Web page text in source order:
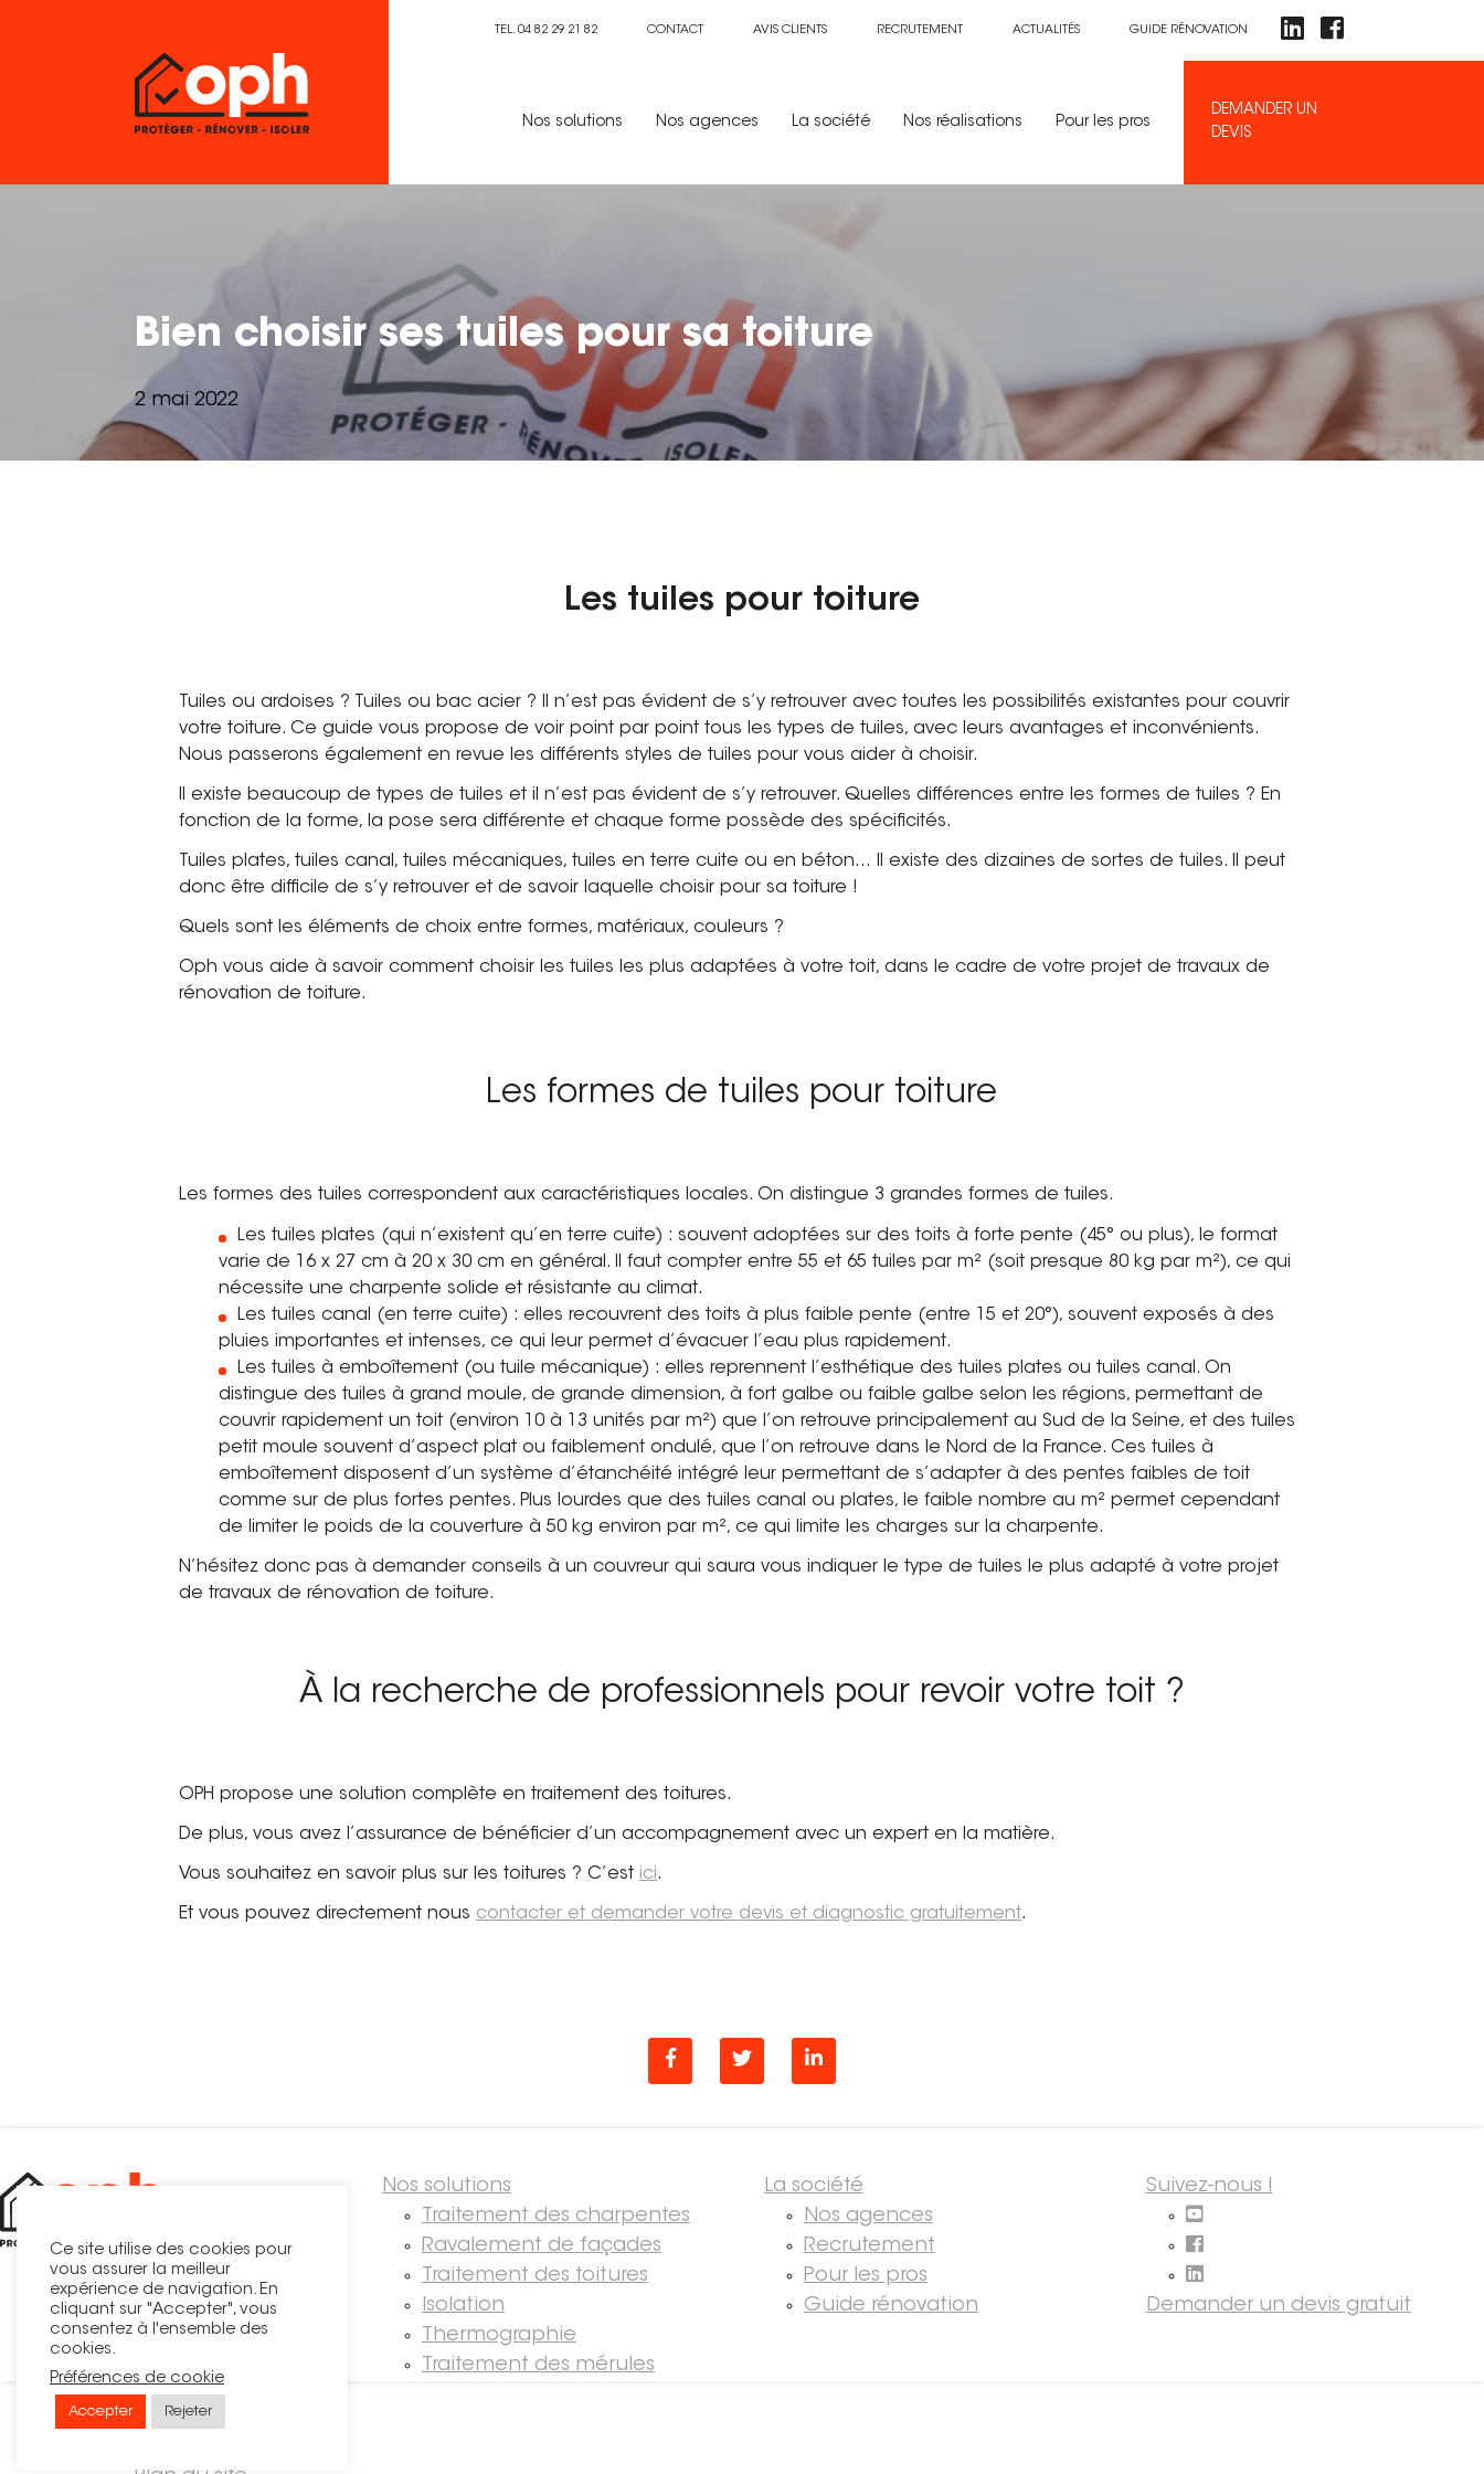
TEL. 04 82 29 21 82 CONTACT AVIS CLIENTS RECRUTEMENT ACTUALITÉS GUIDE RÉNOVATION
Nos solutions Nos agences La société Nos réalisations Pour les pros
DEMANDER UN
DEVIS
​​Bien choisir ses tuiles pour sa toiture
2 mai 2022
Les tuiles pour toiture
Tuiles ou ardoises ? Tuiles ou bac acier ? Il n’est pas évident de s’y retrouver avec toutes les possibilités existantes pour couvrir
votre toiture. Ce guide vous propose de voir point par point tous les types de tuiles, avec leurs avantages et inconvénients.
Nous passerons également en revue les différents styles de tuiles pour vous aider à choisir.
Il existe beaucoup de types de tuiles et il n’est pas évident de s’y retrouver. Quelles différences entre les formes de tuiles ? En
fonction de la forme, la pose sera différente et chaque forme possède des spécificités.
Tuiles plates, tuiles canal, tuiles mécaniques, tuiles en terre cuite ou en béton… Il existe des dizaines de sortes de tuiles. Il peut
donc être difficile de s’y retrouver et de savoir laquelle choisir pour sa toiture !
Quels sont les éléments de choix entre formes, matériaux, couleurs ?
Oph vous aide à savoir comment choisir les tuiles les plus adaptées à votre toit, dans le cadre de votre projet de travaux de
rénovation de toiture.
Les formes de tuiles pour toiture
Les formes des tuiles correspondent aux caractéristiques locales. On distingue 3 grandes formes de tuiles.
Les tuiles plates (qui n’existent qu’en terre cuite) : souvent adoptées sur des toits à forte pente (45° ou plus), le format
varie de 16 x 27 cm à 20 x 30 cm en général. Il faut compter entre 55 et 65 tuiles par m² (soit presque 80 kg par m²), ce qui
nécessite une charpente solide et résistante au climat.
Les tuiles canal (en terre cuite) : elles recouvrent des toits à plus faible pente (entre 15 et 20°), souvent exposés à des
pluies importantes et intenses, ce qui leur permet d’évacuer l’eau plus rapidement.
Les tuiles à emboîtement (ou tuile mécanique) : elles reprennent l’esthétique des tuiles plates ou tuiles canal. On
distingue des tuiles à grand moule, de grande dimension, à fort galbe ou faible galbe selon les régions, permettant de
couvrir rapidement un toit (environ 10 à 13 unités par m²) que l’on retrouve principalement au Sud de la Seine, et des tuiles
petit moule souvent d’aspect plat ou faiblement ondulé, que l’on retrouve dans le Nord de la France. Ces tuiles à
emboîtement disposent d’un système d’étanchéité intégré leur permettant de s’adapter à des pentes faibles de toit
comme sur de plus fortes pentes. Plus lourdes que des tuiles canal ou plates, le faible nombre au m² permet cependant
de limiter le poids de la couverture à 50 kg environ par m², ce qui limite les charges sur la charpente.
N’hésitez donc pas à demander conseils à un couvreur qui saura vous indiquer le type de tuiles le plus adapté à votre projet
de travaux de rénovation de toiture.
À la recherche de professionnels pour revoir votre toit ?
OPH propose une solution complète en traitement des toitures.
De plus, vous avez l’assurance de bénéficier d’un accompagnement avec un expert en la matière.
Vous souhaitez en savoir plus sur les toitures ? C’est ici.
Et vous pouvez directement nous contacter et demander votre devis et diagnostic gratuitement.
Nos solutions
Traitement des charpentes
Ravalement de façades
Traitement des toitures
Isolation
Thermographie
Traitement des mérules
La société
Nos agences
Recrutement
Pour les pros
Guide rénovation
Suivez-nous !
Demander un devis gratuit
© OPH
Ce site utilise des cookies pour
vous assurer la meilleur
expérience de navigation. En
cliquant sur "Accepter", vous
consentez à l'ensemble des
cookies.
Préférences de cookie
Accepter Rejeter